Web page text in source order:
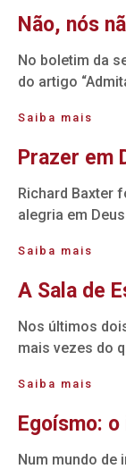
Não, nós
No boletim da
do artigo
Saiba mais
Prazer em
Richard Baxter
alegria em
Saiba mais
A Sala de
Nos últimos
mais vezes do
Saiba mais
Egoísmo:
Num mundo de